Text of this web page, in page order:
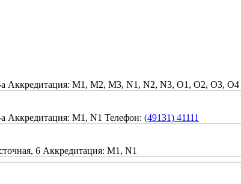
Аккредитация: M1, M2, M3, N1, N2, N3, O1, O2, O3, O4
Аккредитация: M1, N1 Телефон: (49131) 41111
6 Аккредитация: M1, N1